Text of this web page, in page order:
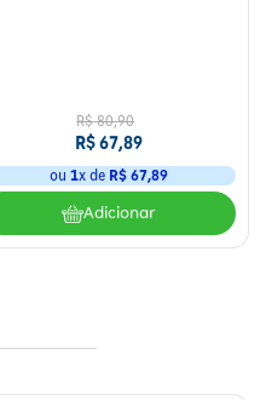
R$ 80,90
R$67,89
ou 1x de R$ 67,89
Adicionar